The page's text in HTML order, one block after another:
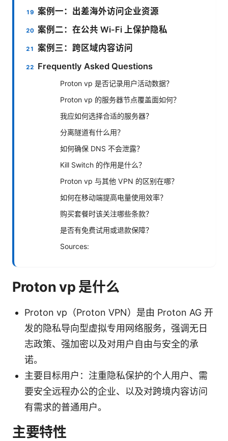
案例一：出差海外访问企业资源
案例二：在公共 Wi-Fi 上保护隐私
案例三：跨区域内容访问
Frequently Asked Questions
Proton vp 是否记录用户活动数据？
Proton vp 的服务器节点覆盖面如何？
我应如何选择合适的服务器？
分离隧道有什么用？
如何确保 DNS 不会泄露？
Kill Switch 的作用是什么？
Proton vp 与其他 VPN 的区别在哪？
如何在移动端提高电量使用效率？
购买套餐时该关注哪些条款？
是否有免费试用或退款保障？
Sources:
Proton vp 是什么
Proton vp（Proton VPN）是由 Proton AG 开
发的隐私导向型虚拟专用网络服务，强调无日
志政策、强加密以及对用户自由与安全的承
诺。
主要目标用户：注重隐私保护的个人用户、需
要安全远程办公的企业、以及对跨境内容访问
有需求的普通用户。
主要特性